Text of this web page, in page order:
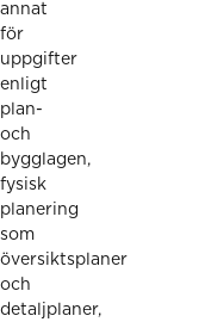
annat
för
uppgifter
enligt
plan-
och
bygglagen,
fysisk
planering
som
översiktsplaner
och
detaljplaner,